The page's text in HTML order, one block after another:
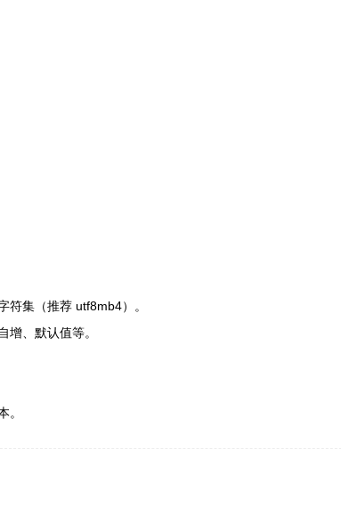
集（推荐 utf8mb4）。
、默认值等。
。